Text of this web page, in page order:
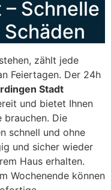
Schnelle
zählt jede
Feiertagen. Der 24h
Stadt
und bietet Ihnen
brauchen. Die
schnell und ohne
und sicher wieder
Haus erhalten.
Wochenende können